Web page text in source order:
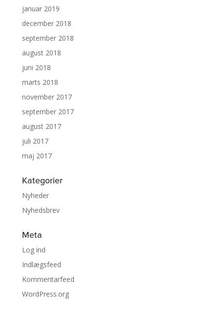
januar 2019
december 2018
september 2018
august 2018
juni 2018
marts 2018
november 2017
september 2017
august 2017
juli 2017
maj 2017
Kategorier
Nyheder
Nyhedsbrev
Meta
Log ind
Indlægsfeed
Kommentarfeed
WordPress.org